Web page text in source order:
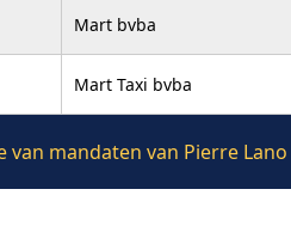
Mart bvba
Mart Taxi bvba
mandaten van Pierre Lano